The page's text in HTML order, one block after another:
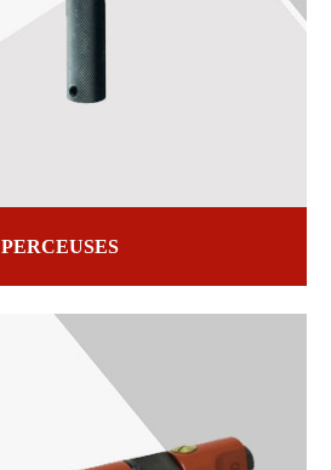
PERCEUSES